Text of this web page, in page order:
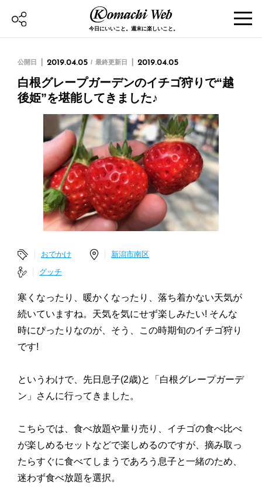
今日にいいこと。週末に楽しいこと。
公開日 2019.04.05 最終更新日 2019.04.05
白根グレープガーデンのイチゴ狩りで“越
後姫”を堪能してきました♪
おでかけ
新潟市南区
グッチ
寒くなったり、暖かくなったり、落ち着かない天気が
続いていますね。天気を気にせず楽しみたい! そんな
時にぴったりなのが、そう、この時期旬のイチゴ狩り
です!
というわけで、先日息子(2歳)と「白根グレープガーデ
ン」さんに行ってきました。
こちらでは、食べ放題や量り売り、イチゴの食べ比べ
が楽しめるセットなどで楽しめるのですが、摘み取っ
たらすぐに食べてしまうであろう息子と一緒のため、
迷わず食べ放題を選択。